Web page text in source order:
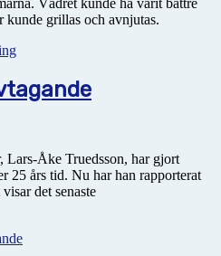
Vädret kunde ha varit bättre
kunde grillas och avnjutas.
Lars-Åke Truedsson, har gjort
25 års tid. Nu har han rapporterat
det senaste